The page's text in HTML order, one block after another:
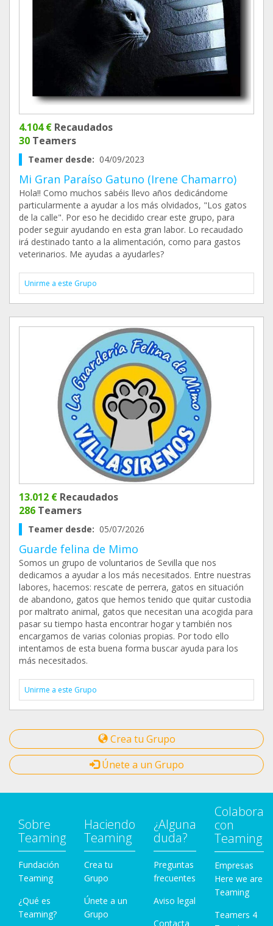
4.104 € Recaudados
30 Teamers
Teamer desde: 04/09/2023
Mi Gran Paraíso Gatuno (Irene Chamarro)
Hola!! Como muchos sabéis llevo años dedicándome
particularmente a ayudar a los más olvidados, "Los gatos
de la calle". Por eso he decidido crear este grupo, para
poder seguir ayudando en esta gran labor. Lo recaudado
irá destinado tanto a la alimentación, como para gastos
veterinarios. Me ayudas a ayudarles?
Unirme a este Grupo
13.012 € Recaudados
286 Teamers
Teamer desde: 05/07/2026
Guarde felina de Mimo
Somos un grupo de voluntarios de Sevilla que nos
dedicamos a ayudar a los más necesitados. Entre nuestras
labores, hacemos: rescate de perrera, gatos en situación
de abandono, gatos que hemos tenido que quitar custodia
por maltrato animal, gatos que necesitan una acogida para
pasar su tiempo hasta encontrar hogar y también nos
encargamos de varias colonias propias. Por todo ello
intentamos de esta buena forma buscar ayuda para los
más necesitados.
Unirme a este Grupo
Crea tu Grupo
Únete a un Grupo
Sobre
Teaming
Fundación
Teaming
¿Qué es
Teaming?
Haciendo
Teaming
Crea tu
Grupo
Únete a un
Grupo
¿Alguna
duda?
Preguntas
frecuentes
Aviso legal
Contacta
Colabora
con
Teaming
Empresas
Here we are
Teaming
Teamers 4